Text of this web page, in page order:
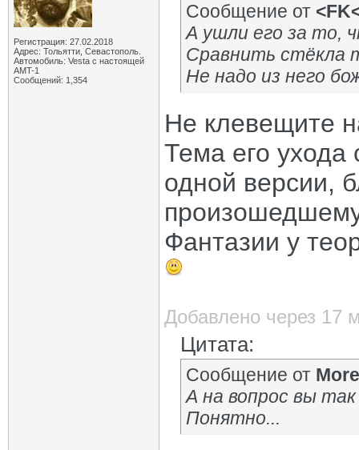
Регистрация: 27.02.2018
Адрес: Тольятти, Севастополь.
Автомобиль: Vesta с настоящей
AMT-1
Сообщений: 1,354
Сообщение от
А ушли его за то,
Сравнить стёкла
Не надо из него
Не клевещите
Тема его ухода
одной версии,
Фантазии у
Добавлено через 17
Цитата:
Сообщение от More
А на вопрос вы
Понятно...